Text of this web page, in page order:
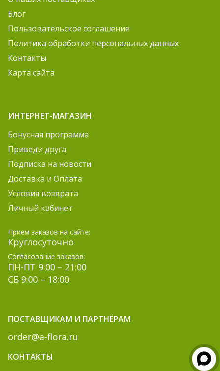
Блог
Пользовательское соглашение
Политика обработки персональных данных
Контакты
Карта сайта
ИНТЕРНЕТ-МАГАЗИН
Бонусная программа
Приведи друга
Подписка на новости
Доставка и Оплата
Условия возврата
Личный кабинет
Прием заказов на сайте:
Круглосуточно
Согласование заказов:
ПН-ПТ 9:00 – 21:00
СБ 9:00 – 18:00
ПОСТАВЩИКАМ И ПАРТНЁРАМ
order@a-flora.ru
КОНТАКТЫ